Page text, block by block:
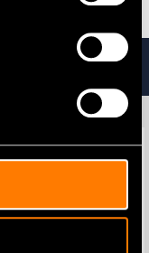
18V (runko)